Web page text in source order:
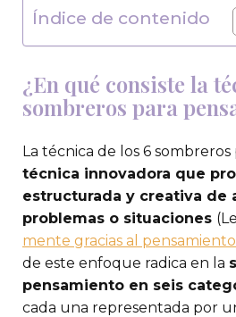
Índice de contenido
¿En qué consiste la
sombreros para
La técnica de los 6
técnica innovadora que
estructurada y creativa de
problemas o situaciones
mente gracias al
de este enfoque radica en la
pensamiento en seis
cada una representada por